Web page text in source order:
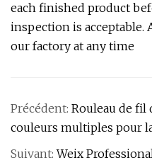
each finished product
inspection is acceptable.
our factory at any time
Précédent: Rouleau de fil
couleurs multiples pour
Suivant:Weix